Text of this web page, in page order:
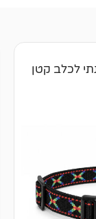
לכלב קטן